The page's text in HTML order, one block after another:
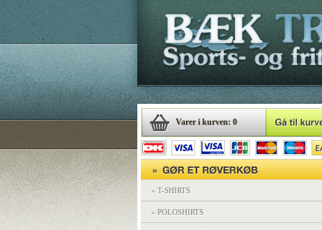
Varer i kurven: 0
» T-SHIRTS
» POLOSHIRTS